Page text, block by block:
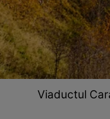
Viaductul